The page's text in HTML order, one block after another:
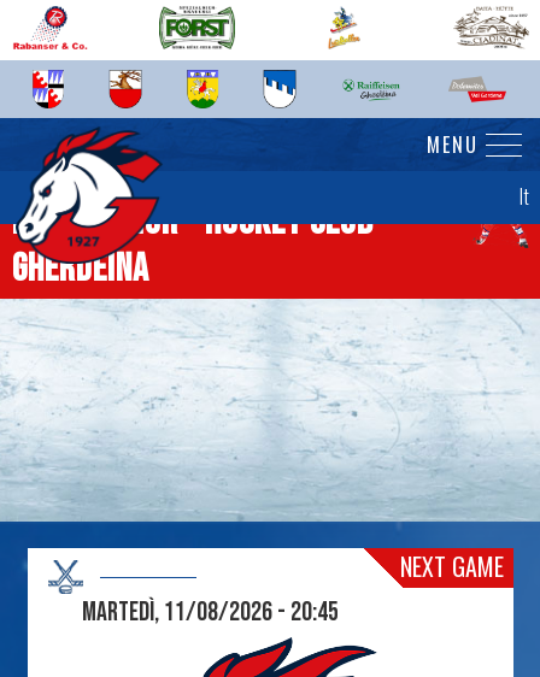
It
MENU
News senior - Hockey Club
Gherdëina
NEXT GAME
Martedì, 11/08/2026 - 20:45